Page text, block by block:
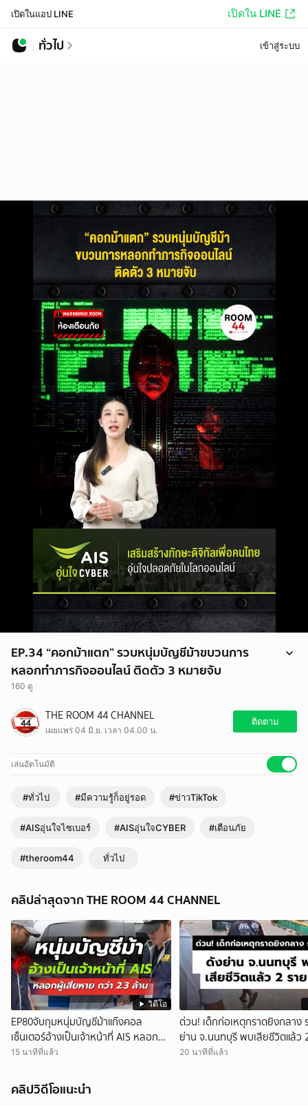
เปิดในแอป LINE เปิดใน LINE
ทั่วไป เข้าสู่ระบบ
EP.34 “คอกม้าแตก” รวบหนุ่มบัญชีม้าขบวนการ
หลอกทำภารกิจออนไลน์ ติดตัว 3 หมายจับ
160 ดู
EP.34 “คอกม้าแตก” รวบหนุ่มบัญชีม้าขบวนการหลอกทำภารกิจออนไลน์
ติดตัว 3 หมายจับ
#AISอุ่นใจCYBER #มีความรู้ก็อยู่รอด #AISอุ่นใจไซเบอร์ #ข่าวTikTok
THE ROOM 44 CHANNEL
เผยแพร่ 04 มิ.ย. เวลา 04.00 น.
ติดตาม
เล่นอัตโนมัติ
#ทั่วไป #มีความรู้ก็อยู่รอด #ข่าวTikTok
#AISอุ่นใจไซเบอร์ #AISอุ่นใจCYBER #เตือนภัย
#theroom44 ทั่วไป
คลิปล่าสุดจาก THE ROOM 44 CHANNEL
วิดีโอ
EP80จับกุมหนุ่มบัญชีม้าแก๊งคอล
เซ็นเตอร์อ้างเป็นเจ้าหน้าที่ AIS หลอกผู้
เสียหายสูญเงินกว่า 2.3 ล้านบาท
15 นาทีที่แล้ว
ด่วน! เด็กก่อเหตุกราดยิงกลาง
ย่าน จ.นนทบุรี พบเสียชีวิตแล้ว
20 นาทีที่แล้ว
คลิปวิดีโอแนะนำ